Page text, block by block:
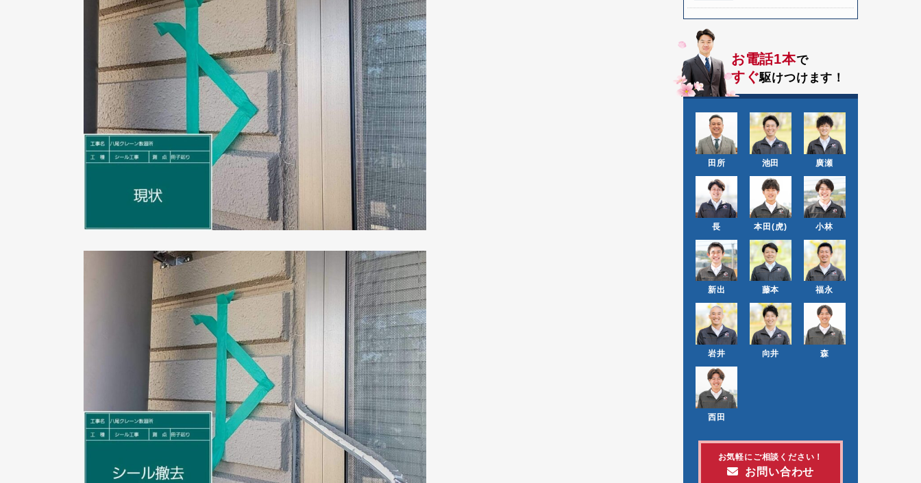
お電話1本で
すぐ駆けつけます！
田所 池田 廣瀬
長 本田(虎) 小林
新出 藤本 福永
岩井 向井 森
西田
お気軽にご相談ください！
お問い合わせ